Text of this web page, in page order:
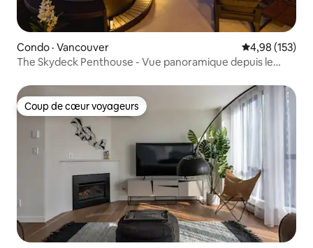
Condo · Vancouver Note
4,98 (153)
The Skydeck Penthouse - Vue panoramique depuis le
Coup de cœur voyageurs
Coup de cœur voyageurs